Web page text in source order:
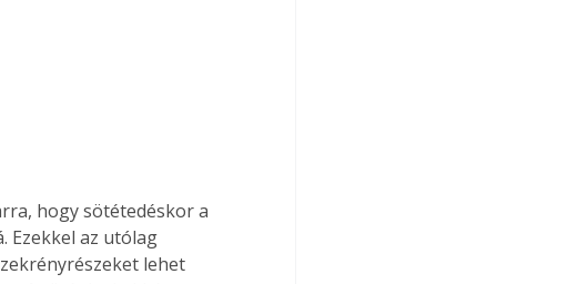
hogy sötétedéskor a
Ezekkel az utólag
lehet